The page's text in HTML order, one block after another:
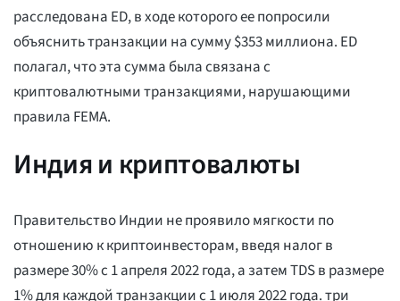
расследована ED, в ходе которого ее попросили
объяснить транзакции на сумму $353 миллиона. ED
полагал, что эта сумма была связана с
криптовалютными транзакциями, нарушающими
правила FEMA.
Индия и криптовалюты
Правительство Индии не проявило мягкости по
отношению к криптоинвесторам, введя налог в
размере 30% с 1 апреля 2022 года, а затем TDS в размере
1% для каждой транзакции с 1 июля 2022 года. три